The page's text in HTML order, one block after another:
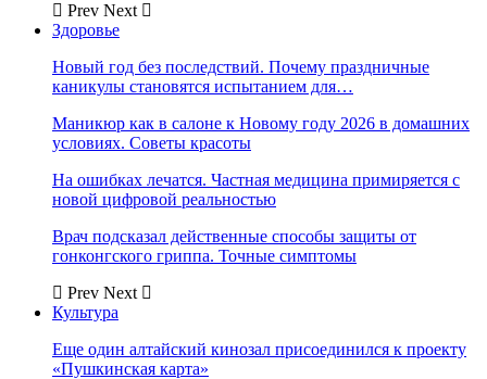
Prev Next
Здоровье
Новый год без последствий. Почему праздничные
каникулы становятся испытанием для…
Маникюр как в салоне к Новому году 2026 в домашних
условиях. Советы красоты
На ошибках лечатся. Частная медицина примиряется с
новой цифровой реальностью
Врач подсказал действенные способы защиты от
гонконгского гриппа. Точные симптомы
Prev Next
Культура
Еще один алтайский кинозал присоединился к проекту
«Пушкинская карта»